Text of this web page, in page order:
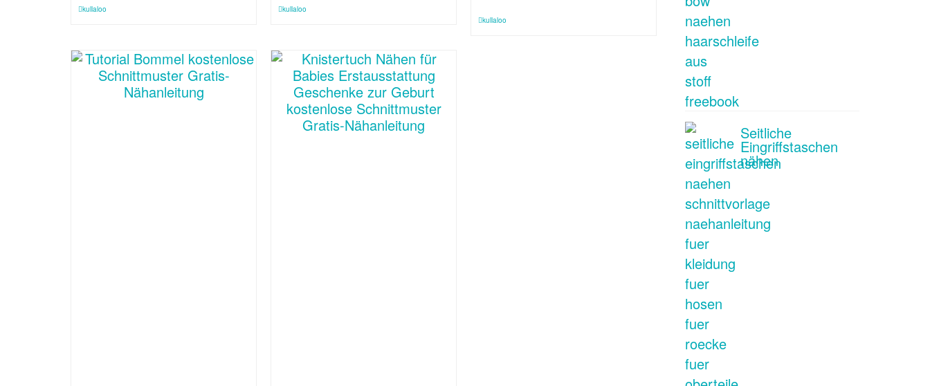
kullaloo kullaloo
kullaloo
Seitliche
Eingriffstaschen
nähen